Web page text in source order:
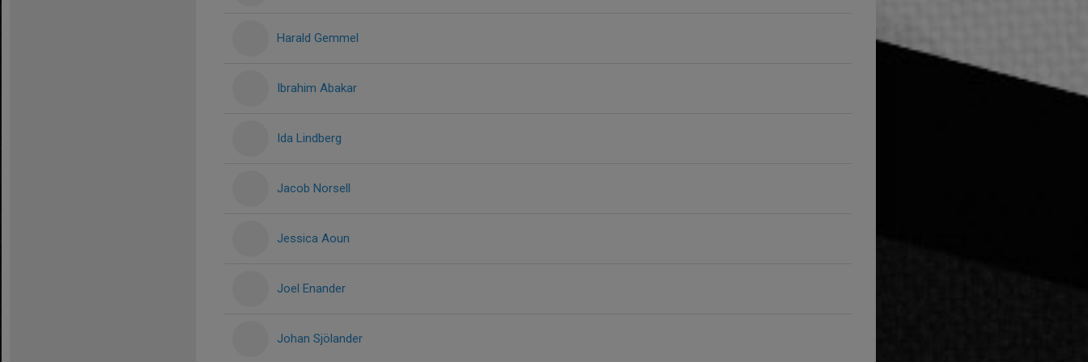
Harald Gemmel
Ibrahim Abakar
Ida Lindberg
Jacob Norsell
Jessica Aoun
Joel Enander
Johan Sjölander